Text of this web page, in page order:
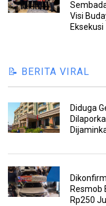
Visi
Eksekusi
📝 BERITA VIRAL
Diduga
Resmob
Rp250